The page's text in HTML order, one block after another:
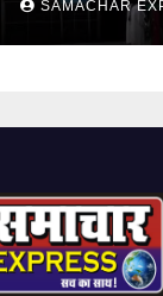
SAMACHAR